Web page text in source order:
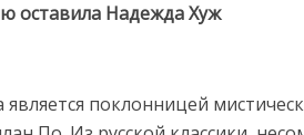
оставила Надежда Хуж
поклонницей